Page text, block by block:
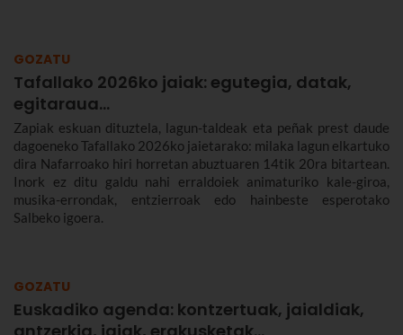
GOZATU
Tafallako 2026ko jaiak: egutegia, datak,
egitaraua...
Zapiak eskuan dituztela, lagun-taldeak eta peñak prest daude
dagoeneko Tafallako 2026ko jaietarako: milaka lagun elkartuko
dira Nafarroako hiri horretan abuztuaren 14tik 20ra bitartean.
Inork ez ditu galdu nahi erraldoiek animaturiko kale-giroa,
musika-errondak, entzierroak edo hainbeste esperotako
Salbeko igoera.
GOZATU
Euskadiko agenda: kontzertuak, jaialdiak,